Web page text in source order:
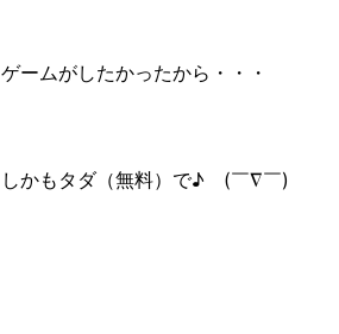
ゲームがしたかったから・・・
しかもタダ（無料）で♪ (￣∇￣)